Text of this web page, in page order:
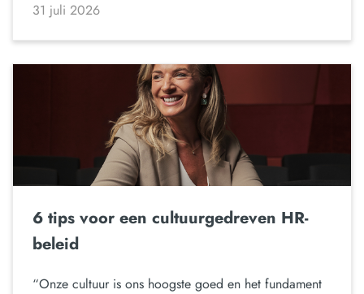
31 juli 2026
6 tips voor een cultuurgedreven HR-
beleid
“Onze cultuur is ons hoogste goed en het fundament